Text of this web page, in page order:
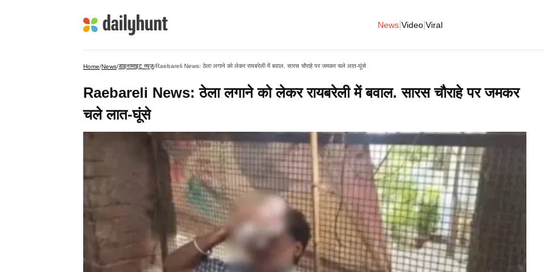
News Video Viral
Home/News/डाइनामाइट न्यूज़/Raebareli News: ठेला लगाने को लेकर रायबरेली में बवाल. सारस चौराहे पर जमकर चले लात-घूंसे
Raebareli News: ठेला लगाने को लेकर रायबरेली में बवाल. सारस चौराहे पर जमकर
चले लात-घूंसे